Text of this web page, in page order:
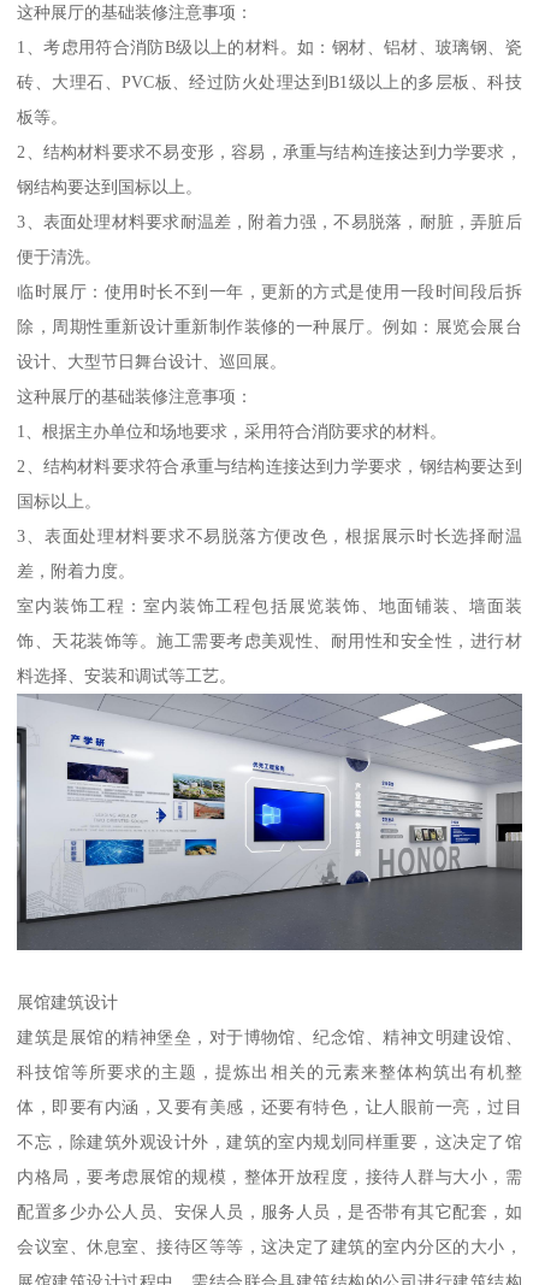
这种展厅的基础装修注意事项：
1、考虑用符合消防B级以上的材料。如：钢材、铝材、玻璃钢、瓷
砖、大理石、PVC板、经过防火处理达到B1级以上的多层板、科技
板等。
2、结构材料要求不易变形，容易，承重与结构连接达到力学要求，
钢结构要达到国标以上。
3、表面处理材料要求耐温差，附着力强，不易脱落，耐脏，弄脏后
便于清洗。
临时展厅：使用时长不到一年，更新的方式是使用一段时间段后拆
除，周期性重新设计重新制作装修的一种展厅。例如：展览会展台
设计、大型节日舞台设计、巡回展。
这种展厅的基础装修注意事项：
1、根据主办单位和场地要求，采用符合消防要求的材料。
2、结构材料要求符合承重与结构连接达到力学要求，钢结构要达到
国标以上。
3、表面处理材料要求不易脱落方便改色，根据展示时长选择耐温
差，附着力度。
室内装饰工程：室内装饰工程包括展览装饰、地面铺装、墙面装
饰、天花装饰等。施工需要考虑美观性、耐用性和安全性，进行材
料选择、安装和调试等工艺。
展馆建筑设计
建筑是展馆的精神堡垒，对于博物馆、纪念馆、精神文明建设馆、
科技馆等所要求的主题，提炼出相关的元素来整体构筑出有机整
体，即要有内涵，又要有美感，还要有特色，让人眼前一亮，过目
不忘，除建筑外观设计外，建筑的室内规划同样重要，这决定了馆
内格局，要考虑展馆的规模，整体开放程度，接待人群与大小，需
配置多少办公人员、安保人员，服务人员，是否带有其它配套，如
会议室、休息室、接待区等等，这决定了建筑的室内分区的大小，
展馆建筑设计过程中，需结合联合具建筑结构的公司进行建筑结构